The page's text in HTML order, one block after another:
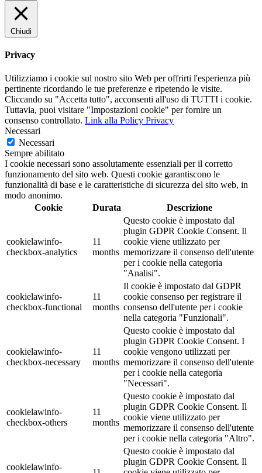
Chiudi
Privacy
Utilizziamo i cookie sul nostro sito Web per offrirti l'esperienza più
pertinente ricordando le tue preferenze e ripetendo le visite.
Cliccando su "Accetta tutto", acconsenti all'uso di TUTTI i cookie.
Tuttavia, puoi visitare "Impostazioni cookie" per fornire un
consenso controllato. Link alla Policy Privacy
Necessari
Necessari
Sempre abilitato
I cookie necessari sono assolutamente essenziali per il corretto
funzionamento del sito web. Questi cookie garantiscono le
funzionalità di base e le caratteristiche di sicurezza del sito web, in
modo anonimo.
Cookie
Durata Descrizione
cookielawinfo-
checkbox-analytics
11
months
Questo cookie è impostato dal
plugin GDPR Cookie Consent. Il
cookie viene utilizzato per
memorizzare il consenso dell'utente
per i cookie nella categoria
"Analisi".
cookielawinfo-
checkbox-functional
11
months
Il cookie è impostato dal GDPR
cookie consenso per registrare il
consenso dell'utente per i cookie
nella categoria "Funzionali".
cookielawinfo-
checkbox-necessary
11
months
Questo cookie è impostato dal
plugin GDPR Cookie Consent. I
cookie vengono utilizzati per
memorizzare il consenso dell'utente
per i cookie nella categoria
"Necessari".
cookielawinfo-
checkbox-others
11
months
Questo cookie è impostato dal
plugin GDPR Cookie Consent. Il
cookie viene utilizzato per
memorizzare il consenso dell'utente
per i cookie nella categoria "Altro".
cookielawinfo-
Questo cookie è impostato dal
plugin GDPR Cookie Consent. Il